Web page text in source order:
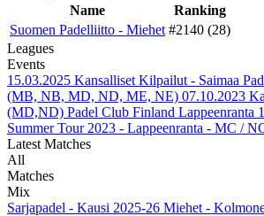
Name
Ranking
Suomen Padelliitto - Miehet #2140 (28)
Leagues
Events
15.03.2025 Kansalliset Kilpailut - Saimaa
(MB, NB, MD, ND, ME, NE) 07.10.2023
(MD,ND) Padel Club Finland Lappeenranta
Summer Tour 2023 - Lappeenranta - MC /
Latest Matches
All
Matches
Mix
Sarjapadel - Kausi 2025-26 Miehet -